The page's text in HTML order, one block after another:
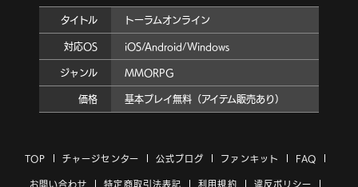
タイトル トーラムオンライン
対応OS iOS/Android/Windows
ジャンル MMORPG
価格 基本プレイ無料（アイテム販売あり）
TOP チャージセンター 公式ブログ ファンキット FAQ
お問い合わせ 特定商取引法表記 利用規約 違反ポリシー